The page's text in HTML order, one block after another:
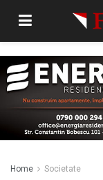
Home Societate